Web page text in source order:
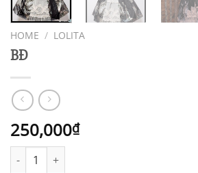
HOME / LOLITA
BĐ
250,000₫
BĐ quantity